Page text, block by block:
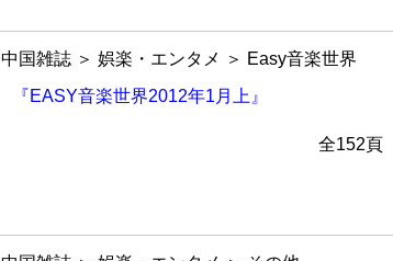
中国雑誌 ＞ 娯楽・エンタメ ＞ Easy音楽世界
『EASY音楽世界2012年1月上』
全152頁